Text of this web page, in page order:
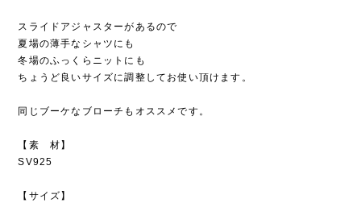
スライドアジャスターがあるので
夏場の薄手なシャツにも
冬場のふっくらニットにも
ちょうど良いサイズに調整してお使い頂けます。
同じブーケなブローチもオススメです。
【素 材】
SV925
【サイズ】